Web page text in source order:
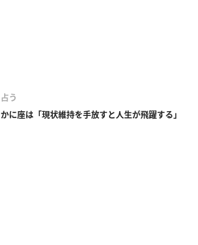
占う
かに座は「現状維持を手放すと人生が飛躍する」